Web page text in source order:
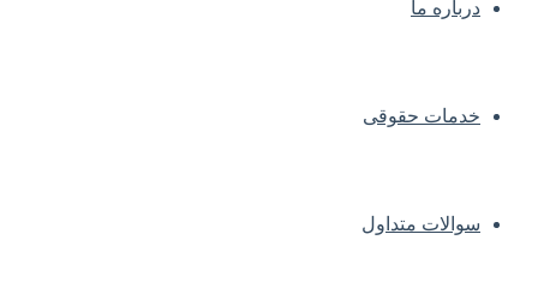
درباره ما
خدمات حقوقی
سوالات متداول